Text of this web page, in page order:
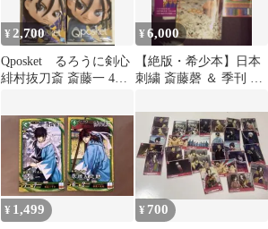
¥ 2,700
Qposket るろうに剣心
緋村抜刀斎 斎藤一 4点
¥6,000
【絶版・希少本】日本
刺繍 斎藤磬 ＆ 季刊 装
¥ 1,499 ¥ 700